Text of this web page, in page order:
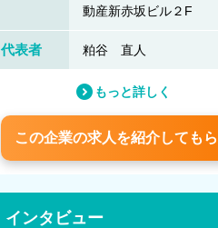
動産新赤坂ビル２F
代表者 粕谷 直人
もっと詳しく
この企業の求人を紹介しても
インタビュー